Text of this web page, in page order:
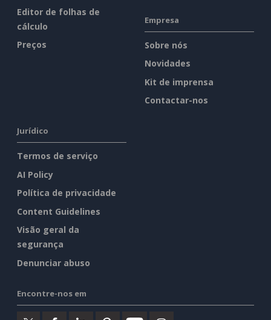
Editor de folhas de
cálculo
Preços
Empresa
Sobre nós
Novidades
Kit de imprensa
Contactar-nos
Jurídico
Termos de serviço
AI Policy
Política de privacidade
Content Guidelines
Visão geral da
segurança
Denunciar abuso
Encontre-nos em